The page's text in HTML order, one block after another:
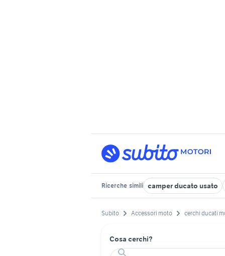
Ricerche simili camper ducato usato
Subito Accessori moto cerchi ducati
Cosa cerchi?